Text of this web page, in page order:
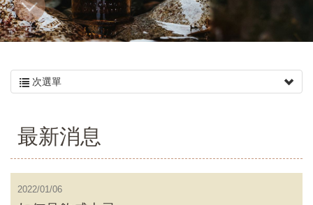
次選單
最新消息
2022/01/06